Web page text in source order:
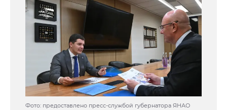
Фото: предоставлено пресс-службой губернатора ЯНАО